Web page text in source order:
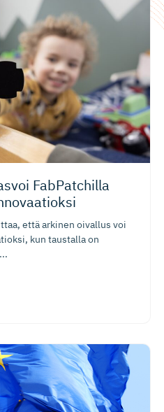
FabPatchilla
että arkinen oivallus voi
kun taustalla on